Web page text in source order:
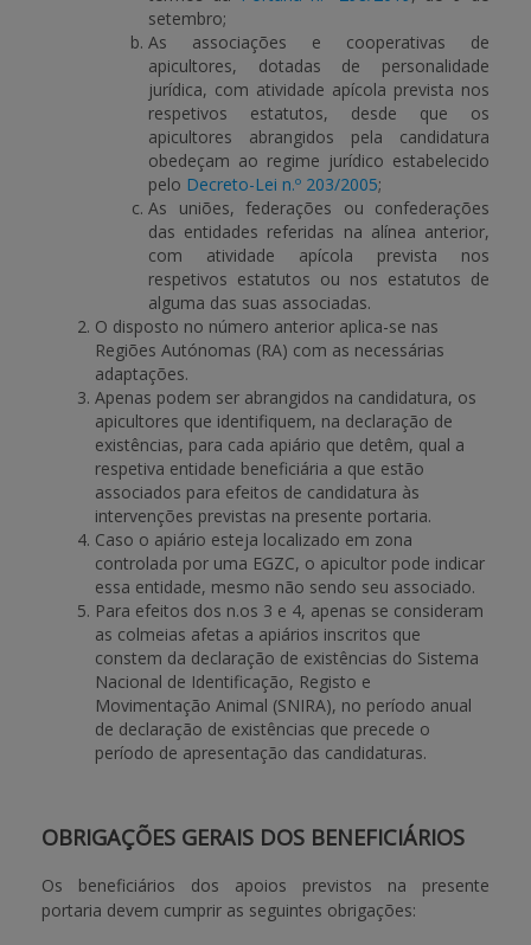
setembro;
As associações e cooperativas de
apicultores, dotadas de personalidade
jurídica, com atividade apícola prevista nos
respetivos estatutos, desde que os
apicultores abrangidos pela candidatura
obedeçam ao regime jurídico estabelecido
pelo Decreto-Lei n.º 203/2005;
As uniões, federações ou confederações
das entidades referidas na alínea anterior,
com atividade apícola prevista nos
respetivos estatutos ou nos estatutos de
alguma das suas associadas.
O disposto no número anterior aplica-se nas
Regiões Autónomas (RA) com as necessárias
adaptações.
Apenas podem ser abrangidos na candidatura, os
apicultores que identifiquem, na declaração de
existências, para cada apiário que detêm, qual a
respetiva entidade beneficiária a que estão
associados para efeitos de candidatura às
intervenções previstas na presente portaria.
Caso o apiário esteja localizado em zona
controlada por uma EGZC, o apicultor pode indicar
essa entidade, mesmo não sendo seu associado.
Para efeitos dos n.os 3 e 4, apenas se consideram
as colmeias afetas a apiários inscritos que
constem da declaração de existências do Sistema
Nacional de Identificação, Registo e
Movimentação Animal (SNIRA), no período anual
de declaração de existências que precede o
período de apresentação das candidaturas.
OBRIGAÇÕES GERAIS DOS BENEFICIÁRIOS
Os beneficiários dos apoios previstos na presente
portaria devem cumprir as seguintes obrigações: